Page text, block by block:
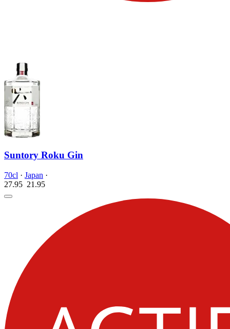
Suntory Roku Gin
70cl · Japan ·
27.95 21.95